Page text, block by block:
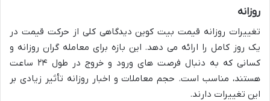
روزانه
تغییرات روزانه قیمت بیت کوین دیدگاهی کلی از حرکت قیمت در
یک روز کامل را ارائه می دهد. این بازه برای معامله گران روزانه و
کسانی که به دنبال فرصت های ورود و خروج در طول ۲۴ ساعت
هستند، مناسب است. حجم معاملات و اخبار روزانه تأثیر زیادی بر
این تغییرات دارند.